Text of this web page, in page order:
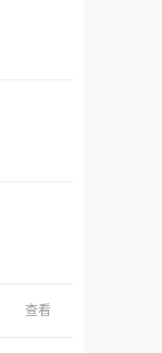
查看